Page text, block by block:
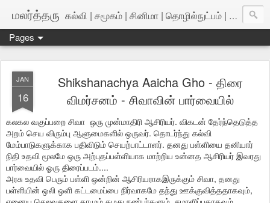
மலர்த்தரு கல்வி | சமூகம் | சினிமா | தொழில்நுட்பம் | அறிவியல்
Pages
JAN
16
Shikshanachya Aaicha Gho - திரை
விமர்சனம் - சிவாவின் பார்வையில்
கலகல வகுப்பறை சிவா ஒரு முன்மாதிரி ஆசிரியர். விகடன் தேர்ந்தெடுத்த
அறம் செய விரும்பு ஆளுமைகளில் ஒருவர். தொடர்ந்து கல்வி
மேம்பாடுகளுக்காக பதிவிடும் செயற்பாட்டாளர். தனது பள்ளியை தனியார்
நிதி உதவி மூலமே ஒரு அற்புதப்பள்ளியாக மாற்றிய உன்னத ஆசிரியர் இவரது
பார்வையில் ஓரு திரைப்படம்....
அரசு உதவி பெரும் பள்ளி ஒன்றின் ஆசிரியராகஇருக்கும் சிவா, தனது
பள்ளியின் ஒலி ஒளி கட்டமைப்பை நிர்வாகமே தந்து ஊக்குவித்ததாகவும்,